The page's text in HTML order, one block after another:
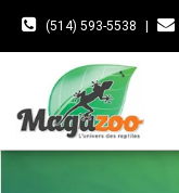
(514) 593-5538